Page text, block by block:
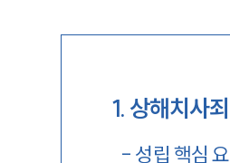
1. 상해치사
- 성립 핵심